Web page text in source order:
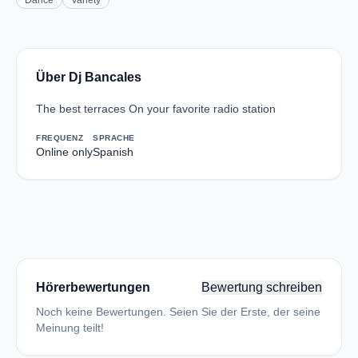
Über Dj Bancales
The best terraces On your favorite radio station
FREQUENZ
Online only
SPRACHE
Spanish
Hörerbewertungen Bewertung schreiben
Noch keine Bewertungen. Seien Sie der Erste, der seine
Meinung teilt!